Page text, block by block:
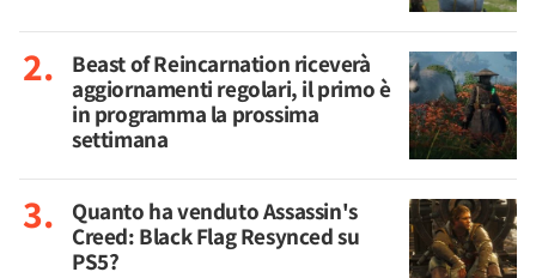
Beast of Reincarnation riceverà
aggiornamenti regolari, il primo è
in programma la prossima
settimana
Quanto ha venduto Assassin's
Creed: Black Flag Resynced su
PS5?